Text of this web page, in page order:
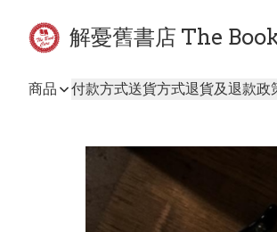
解憂舊書店 The
商品 付款方式送貨方式退貨及退款政